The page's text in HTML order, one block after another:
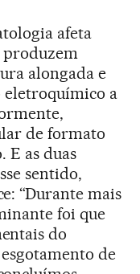
afeta
alongada e
eletroquímico a
de formato
E as duas
sentido,
“Durante mais
foi que
do
de